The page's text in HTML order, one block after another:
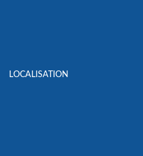
LOCALISATION